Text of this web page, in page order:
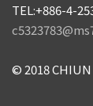
TEL:+886-4-
© 2018